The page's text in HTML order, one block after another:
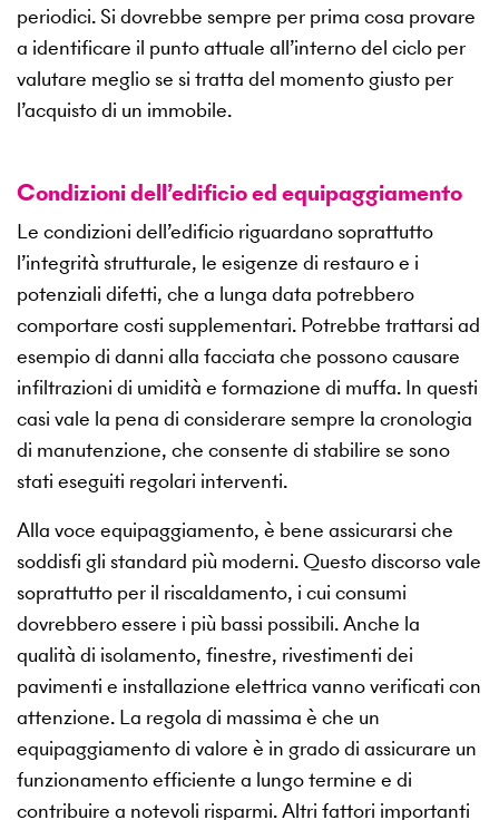
periodici. Si dovrebbe sempre per prima cosa provare
a identificare il punto attuale all’interno del ciclo per
valutare meglio se si tratta del momento giusto per
l’acquisto di un immobile.
Condizioni dell’edificio ed equipaggiamento
Le condizioni dell’edificio riguardano soprattutto
l’integrità strutturale, le esigenze di restauro e i
potenziali difetti, che a lunga data potrebbero
comportare costi supplementari. Potrebbe trattarsi ad
esempio di danni alla facciata che possono causare
infiltrazioni di umidità e formazione di muffa. In questi
casi vale la pena di considerare sempre la cronologia
di manutenzione, che consente di stabilire se sono
stati eseguiti regolari interventi.
Alla voce equipaggiamento, è bene assicurarsi che
soddisfi gli standard più moderni. Questo discorso vale
soprattutto per il riscaldamento, i cui consumi
dovrebbero essere i più bassi possibili. Anche la
qualità di isolamento, finestre, rivestimenti dei
pavimenti e installazione elettrica vanno verificati con
attenzione. La regola di massima è che un
equipaggiamento di valore è in grado di assicurare un
funzionamento efficiente a lungo termine e di
contribuire a notevoli risparmi. Altri fattori importanti